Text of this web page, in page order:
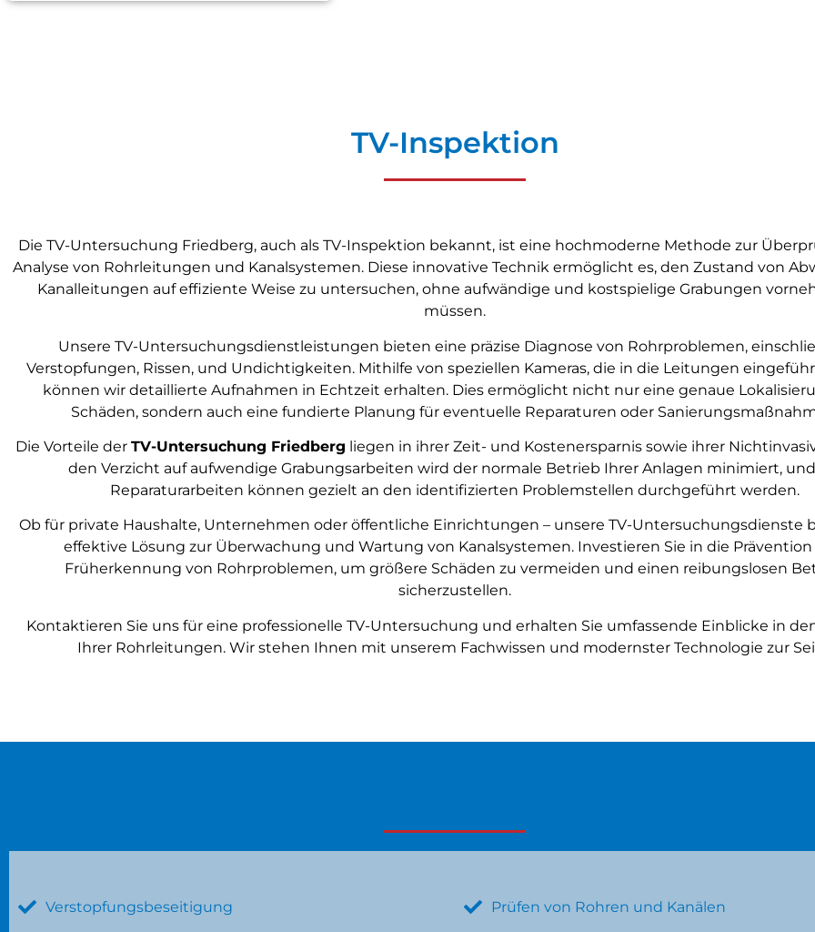
TV-Inspektion
Die TV-Untersuchung Friedberg, auch als TV-Inspektion bekannt, ist eine hochmoderne Methode zur
Analyse von Rohrleitungen und Kanalsystemen. Diese innovative Technik ermöglicht es, den Zustand von
Kanalleitungen auf effiziente Weise zu untersuchen, ohne aufwändige und kostspielige Grabungen
müssen.
Unsere TV-Untersuchungsdienstleistungen bieten eine präzise Diagnose von Rohrproblemen,
Verstopfungen, Rissen, und Undichtigkeiten. Mithilfe von speziellen Kameras, die in die Leitungen
können wir detaillierte Aufnahmen in Echtzeit erhalten. Dies ermöglicht nicht nur eine genaue
Schäden, sondern auch eine fundierte Planung für eventuelle Reparaturen oder
Die Vorteile der TV-Untersuchung Friedberg liegen in ihrer Zeit- und Kostenersparnis sowie ihrer
den Verzicht auf aufwendige Grabungsarbeiten wird der normale Betrieb Ihrer Anlagen minimiert,
Reparaturarbeiten können gezielt an den identifizierten Problemstellen durchgeführt werden.
Ob für private Haushalte, Unternehmen oder öffentliche Einrichtungen – unsere TV-Untersuchungsdienste
effektive Lösung zur Überwachung und Wartung von Kanalsystemen. Investieren Sie in die
Früherkennung von Rohrproblemen, um größere Schäden zu vermeiden und einen reibungslosen
sicherzustellen.
Kontaktieren Sie uns für eine professionelle TV-Untersuchung und erhalten Sie umfassende Einblicke in
Ihrer Rohrleitungen. Wir stehen Ihnen mit unserem Fachwissen und modernster Technologie zur
Verstopfungsbeseitigung Prüfen von Rohren und Kanälen